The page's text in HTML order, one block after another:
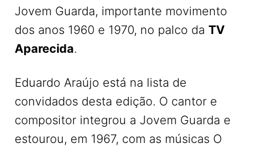
Jovem Guarda, importante movimento
dos anos 1960 e 1970, no palco da TV
Aparecida.
Eduardo Araújo está na lista de
convidados desta edição. O cantor e
compositor integrou a Jovem Guarda e
estourou, em 1967, com as músicas O